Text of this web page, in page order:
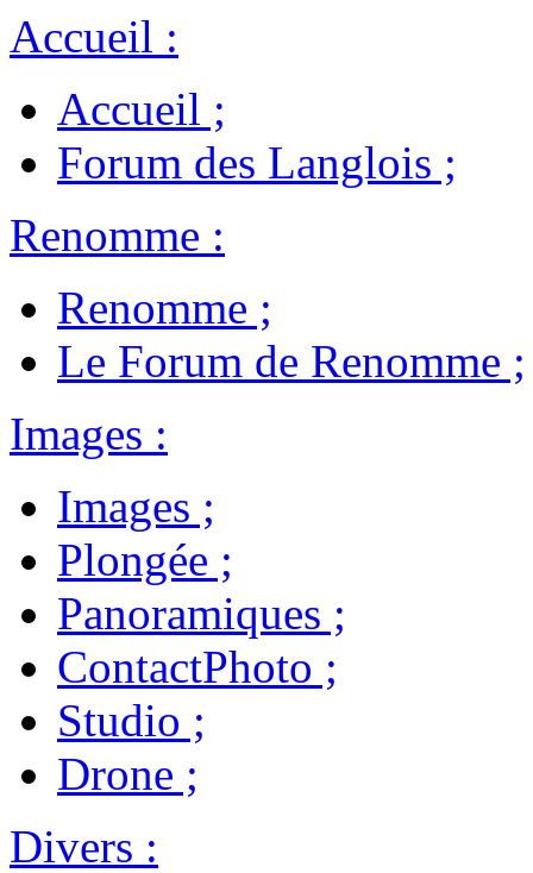
Accueil :
Accueil ;
Forum des Langlois ;
Renomme :
Renomme ;
Le Forum de Renomme ;
Images :
Images ;
Plongée ;
Panoramiques ;
ContactPhoto ;
Studio ;
Drone ;
Divers :